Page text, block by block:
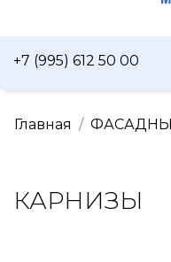
+7 (995) 612 50 00
Главная
КАРНИЗЫ